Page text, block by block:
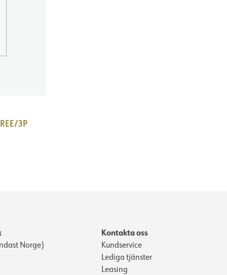
3P
Norge)
Kontakta oss
Kundservice
Lediga tjänster
Leasing